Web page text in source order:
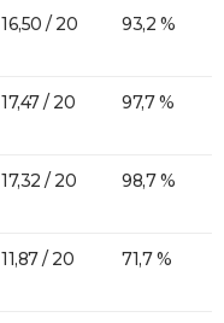
16,50 / 20 93,2 %
17,47 / 20 97,7 %
17,32 / 20 98,7 %
11,87 / 20 71,7 %